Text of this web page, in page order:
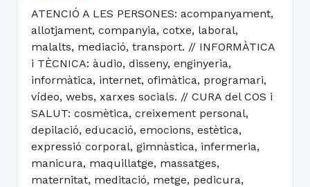
ATENCIÓ A LES PERSONES: acompanyament,
allotjament, companyia, cotxe, laboral,
malalts, mediació, transport. // INFORMÀTICA
i TÈCNICA: àudio, disseny, enginyeria,
informàtica, internet, ofimàtica, programari,
vídeo, webs, xarxes socials. // CURA del COS i
SALUT: cosmètica, creixement personal,
depilació, educació, emocions, estètica,
expressió corporal, gimnàstica, infermeria,
manicura, maquillatge, massatges,
maternitat, meditació, metge, pedicura,